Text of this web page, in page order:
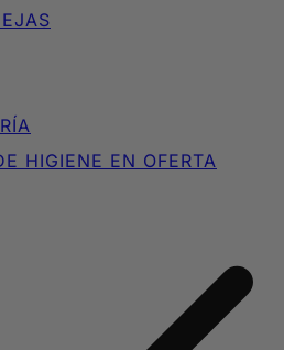
HIGIENE EN OFERTA